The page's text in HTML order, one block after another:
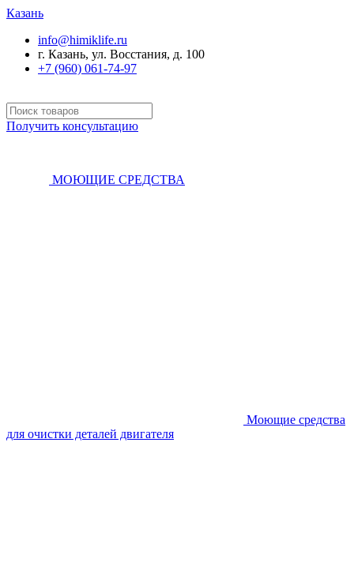
Казань
info@himiklife.ru
г. Казань, ул. Восстания, д. 100
+7 (960) 061-74-97
Получить консультацию
МОЮЩИЕ СРЕДСТВА
Моющие средства
для очистки деталей двигателя